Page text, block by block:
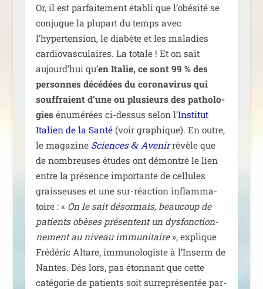
Or, il est par­fai­te­ment éta­bli que l’obésité se
conjugue la plu­part du temps avec
l’hypertension, le dia­bète et les mala­dies
car­dio­vas­cu­laires. La totale ! Et on sait
aujourd’hui qu’en Italie, ce sont 99 % des
per­sonnes décé­dées du coro­na­vi­rus qui
souf­fraient d’une ou plu­sieurs des patho­lo­
giesénu­mé­rées ci-des­sus selon l’Institut
Italien de la Santé(voir gra­phique). En outre,
le maga­zine Sciences&Avenirrévèle que
de nom­breuses études ont démon­tré le lien
entre la pré­sence impor­tante de cel­lules
grais­seuses et une sur-réac­tion inflam­ma­
toire : « On le sait désor­mais, beau­coup de
patients obèses pré­sentent un dys­fonc­tion­
ne­ment au niveau immu­ni­taire», explique
Frédéric Altare, immu­no­lo­giste à l’Inserm de
Nantes. Dès lors, pas éton­nant que cette
caté­go­rie de patients soit sur­re­pré­sen­tée par­